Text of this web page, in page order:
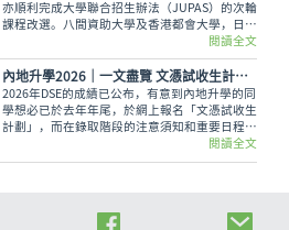
亦順利完成大學聯合招生辦法（JUPAS）的次輪
課程改選。八間資助大學及香港都會大學，日前
公布JUPAS改選後相關數據，包括最多人報名及
競爭最激烈的學科，當中教育、護理、工商管理
等傳統熱門學科，報讀人數眾多，競爭十分激
烈。
閱讀全文
內地升學2026｜一文盡覽 文憑試收生計劃2026 錄取階段注意事項、重要日程
2026年DSE的成績已公布，有意到內地升學的同
學想必已於去年年尾，於網上報名「文憑試收生
計劃」，而在錄取階段的注意須知和重要日程，
閱讀全文